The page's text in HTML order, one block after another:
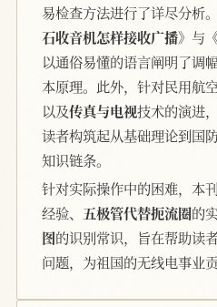
易检查方法进行了详尽分析
石收音机怎样接收广播》 与
以通俗易懂的语言阐明了调
本原理。此外，针对民用航
以及传真与电视技术的演进
读者构筑起从基础理论到国
知识链条。
针对实际操作中的困难，本
经验、 五极管代替扼流圈的
图的识别常识，旨在帮助读
问题，为祖国的无线电事业贡